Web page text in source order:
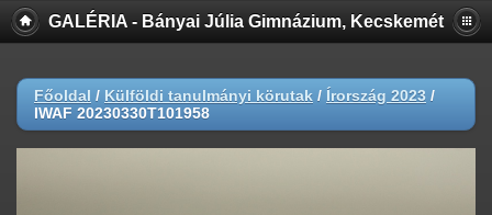
GALÉRIA - Bányai Júlia Gimnázium, Kecskemét
Főoldal / Külföldi tanulmányi körutak / Írország 2023 /
IWAF 20230330T101958